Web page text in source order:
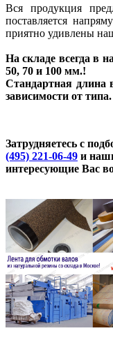
Вся продукция
поставляется
приятно удивлены
На складе всегда в
50, 70 и 100 мм.!
Стандартная длина
зависимости от типа.
Затрудняетесь с
(495) 221-06-49 и
интересующие Вас